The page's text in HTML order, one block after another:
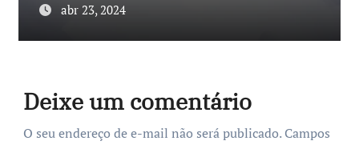
abr 23, 2024
Deixe um comentário
O seu endereço de e-mail não será publicado. Campos